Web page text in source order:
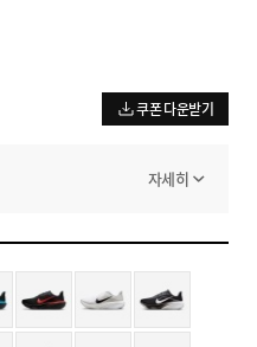
쿠폰 다운받기
자세히
-5,000원